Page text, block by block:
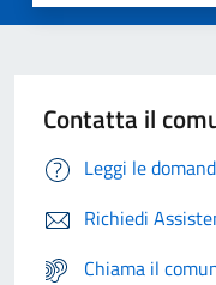
Contatta il
Leggi le
Richiedi
Chiama il